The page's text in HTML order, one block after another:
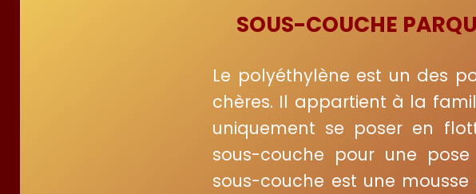
SOUS-COUCHE
Le polyéthylène est un des
chères. Il appartient à la
uniquement se poser en
sous-couche pour une
sous-couche est une